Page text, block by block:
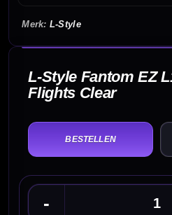
L-Style
L-Style Fantom EZ
Flights Clear
-